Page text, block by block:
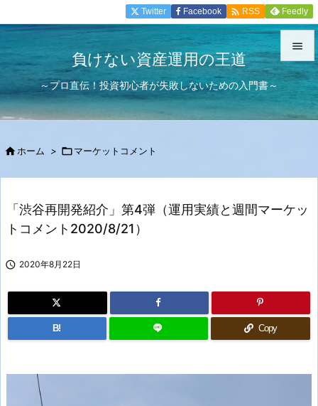
負けない資産運用の王道
～プロ直伝！投資初心者が失敗しないための入門書～


メニュ

Twitter Facebook  RSS Feedly
ホーム > マーケットコメント
「渋谷再開発紹介」第4弾（運用実績と週間マーケッ
トコメント2020/8/21）
 2020年8月22日
B! Copy